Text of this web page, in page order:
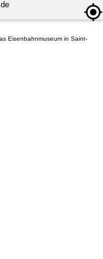
Eisenbahnmuseum in Saint-